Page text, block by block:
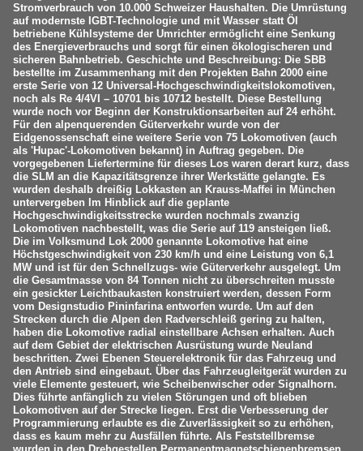
Stromverbrauch von 10.000 Schweizer Haushalten. Die Umrüstung
auf modernste IGBT-Technologie und mit Wasser statt Öl
betriebene Kühlsysteme der Umrichter ermöglicht eine Senkung
des Energieverbrauchs und sorgt für einen ökologischeren und
sicheren Bahnbetrieb. Geschichte und Beschreibung: Die SBB
bestellte im Zusammenhang mit den Projekten Bahn 2000 eine
erste Serie von 12 Universal-Hochgeschwindigkeitslokomotiven,
noch als Re 4/4VI – 10701 bis 10712 bestellt. Diese Bestellung
wurde noch vor Beginn der Konstruktionsarbeiten auf 24 erhöht.
Für den alpenquerenden Güterverkehr wurde von der
Eidgenossenschaft eine weitere Serie von 75 Lokomotiven (auch
als 'Hupac'-Lokomotiven bekannt) in Auftrag gegeben. Die
vorgegebenen Liefertermine für dieses Los waren derart kurz, dass
die SLM an die Kapazitätsgrenze ihrer Werkstätte gelangte. Es
wurden deshalb dreißig Lokkasten an Krauss-Maffei in München
untervergeben Im Hinblick auf die geplante
Hochgeschwindigkeitsstrecke wurden nochmals zwanzig
Lokomotiven nachbestellt, was die Serie auf 119 ansteigen ließ.
Die im Volksmund Lok 2000 genannte Lokomotive hat eine
Höchstgeschwindigkeit von 230 km/h und eine Leistung von 6,1
MW und ist für den Schnellzugs- wie Güterverkehr ausgelegt. Um
die Gesamtmasse von 84 Tonnen nicht zu überschreiten musste
ein gesickter Leichtbaukasten konstruiert werden, dessen Form
vom Designstudio Pininfarina entworfen wurde. Um auf den
Strecken durch die Alpen den Radverschleiß gering zu halten,
haben die Lokomotive radial einstellbare Achsen erhalten. Auch
auf dem Gebiet der elektrischen Ausrüstung wurde Neuland
beschritten. Zwei Ebenen Steuerelektronik für das Fahrzeug und
den Antrieb sind eingebaut. Über das Fahrzeugleitgerät wurden zu
viele Elemente gesteuert, wie Scheibenwischer oder Signalhorn.
Dies führte anfänglich zu vielen Störungen und oft blieben
Lokomotiven auf der Strecke liegen. Erst die Verbesserung der
Programmierung erlaubte es die Zuverlässigkeit so zu erhöhen,
dass es kaum mehr zu Ausfällen führte. Als Feststellbremse